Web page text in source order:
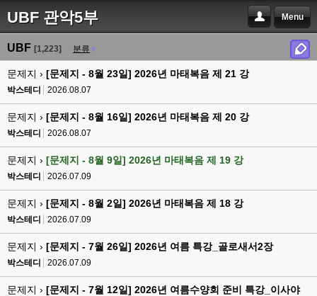
UBF 관악5부 Menu
UBF [1,223] 분류
문제지 › [문제지 - 8월 23일] 2026년 마태복음 제 21 강
박스테디 2026.08.07
문제지 › [문제지 - 8월 16일] 2026년 마태복음 제 20 강
박스테디 2026.08.07
문제지 › [문제지 - 8월 9일] 2026년 마태복음 제 19 강
박스테디 2026.07.09
문제지 › [문제지 - 8월 2일] 2026년 마태복음 제 18 강
박스테디 2026.07.09
문제지 › [문제지 - 7월 26일] 2026년 여름 특강_골로새서2장
박스테디 2026.07.09
문제지 › [문제지 - 7월 12일] 2026년 여름수양회 준비 특강_이사야